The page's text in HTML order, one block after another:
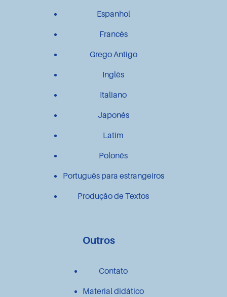
Espanhol
Francês
Grego Antigo
Inglês
Italiano
Japonês
Latim
Polonês
Português para estrangeiros
Produção de Textos
Outros
Contato
Material didático